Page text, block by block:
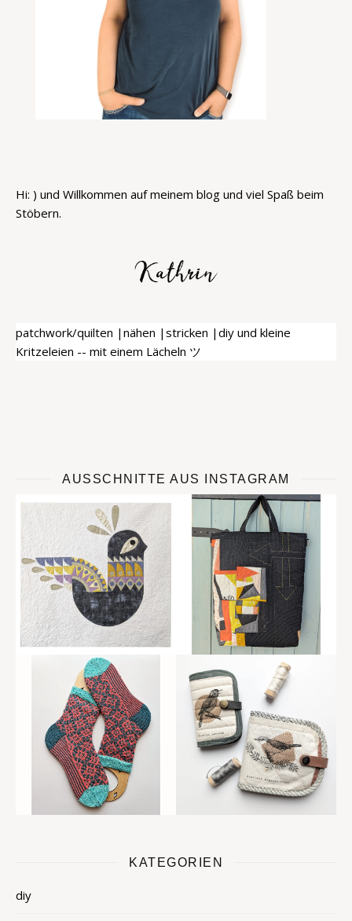
Hi: ) und Willkommen auf meinem blog und viel Spaß beim
Stöbern.
patchwork/quilten |nähen |stricken |diy und kleine
Kritzeleien -- mit einem Lächeln ツ
AUSSCHNITTE AUS INSTAGRAM
KATEGORIEN
diy